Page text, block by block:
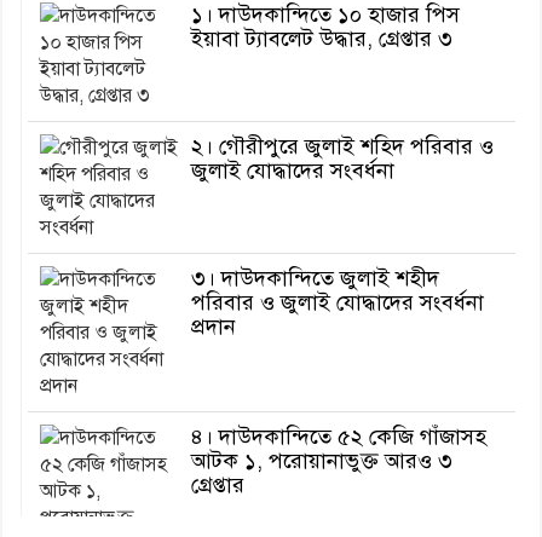
১। দাউদকান্দিতে ১০ হাজার পিস
ইয়াবা ট্যাবলেট উদ্ধার, গ্রেপ্তার ৩
২। গৌরীপুরে জুলাই শহিদ পরিবার ও
জুলাই যোদ্ধাদের সংবর্ধনা
৩। দাউদকান্দিতে জুলাই শহীদ
পরিবার ও জুলাই যোদ্ধাদের সংবর্ধনা
প্রদান
৪। দাউদকান্দিতে ৫২ কেজি গাঁজাসহ
আটক ১, পরোয়ানাভুক্ত আরও ৩
গ্রেপ্তার